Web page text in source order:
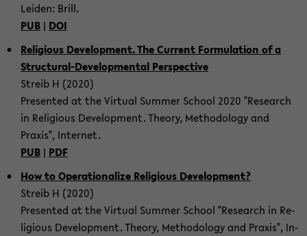
Lei­den: Brill.
PUB | DOI
Re­li­gious De­vel­op­ment. The Cur­rent For­mu­la­tion of a
Structural-​Developmental Per­spec­tive
Streib H (2020)
Pre­sented at the Vir­tual Sum­mer School 2020 "Re­search
in Re­li­gious De­vel­op­ment. The­ory, Method­ol­ogy and
Praxis", In­ter­net.
PUB | PDF
How to Op­er­a­tional­ize Re­li­gious De­vel­op­ment?
Streib H (2020)
Pre­sented at the Vir­tual Sum­mer School "Re­search in Re­
li­gious De­vel­op­ment. The­ory, Method­ol­ogy and Praxis", In­